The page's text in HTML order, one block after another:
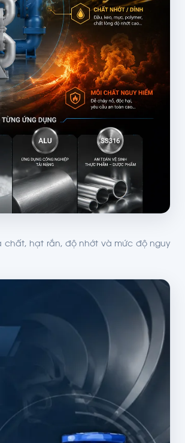
chất, hạt rắn, độ nhớt và mức độ nguy